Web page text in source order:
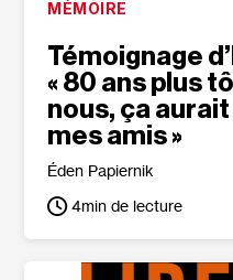
MÉMOIRE
Témoignage
« 80 ans plus
nous, ça
mes amis »
Éden Papiernik
4min de lecture